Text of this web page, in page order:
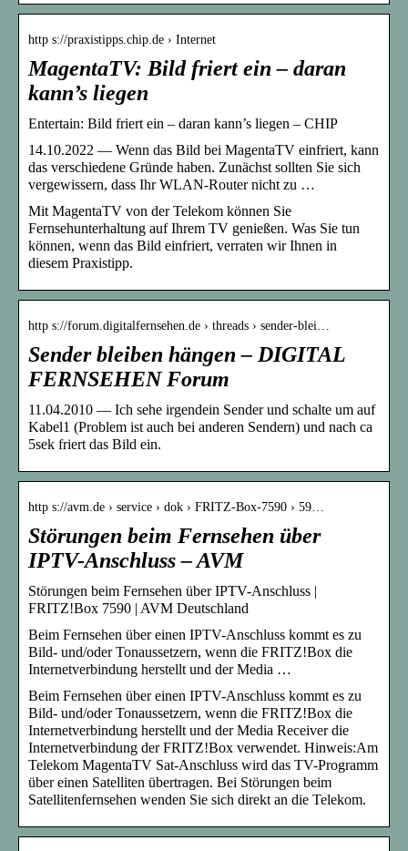
http s://praxistipps.chip.de › Internet
MagentaTV: Bild friert ein – daran
kann’s liegen
Entertain: Bild friert ein – daran kann’s liegen – CHIP
14.10.2022 — Wenn das Bild bei MagentaTV einfriert, kann
das verschiedene Gründe haben. Zunächst sollten Sie sich
vergewissern, dass Ihr WLAN-Router nicht zu …
Mit MagentaTV von der Telekom können Sie
Fernsehunterhaltung auf Ihrem TV genießen. Was Sie tun
können, wenn das Bild einfriert, verraten wir Ihnen in
diesem Praxistipp.
http s://forum.digitalfernsehen.de › threads › sender-blei…
Sender bleiben hängen – DIGITAL
FERNSEHEN Forum
11.04.2010 — Ich sehe irgendein Sender und schalte um auf
Kabel1 (Problem ist auch bei anderen Sendern) und nach ca
5sek friert das Bild ein.
http s://avm.de › service › dok › FRITZ-Box-7590 › 59…
Störungen beim Fernsehen über
IPTV-Anschluss – AVM
Störungen beim Fernsehen über IPTV-Anschluss |
FRITZ!Box 7590 | AVM Deutschland
Beim Fernsehen über einen IPTV-Anschluss kommt es zu
Bild- und/oder Tonaussetzern, wenn die FRITZ!Box die
Internetverbindung herstellt und der Media …
Beim Fernsehen über einen IPTV-Anschluss kommt es zu
Bild- und/oder Tonaussetzern, wenn die FRITZ!Box die
Internetverbindung herstellt und der Media Receiver die
Internetverbindung der FRITZ!Box verwendet. Hinweis:Am
Telekom MagentaTV Sat-Anschluss wird das TV-Programm
über einen Satelliten übertragen. Bei Störungen beim
Satellitenfernsehen wenden Sie sich direkt an die Telekom.